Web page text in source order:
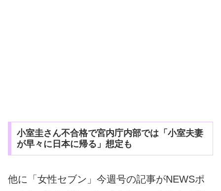
小室圭さん不合格で宮内庁内部では「小室夫妻
が早々に日本に帰る」想定も
他に「女性セブン」今週号の記事がNEWSポ